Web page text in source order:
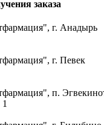
заказа
г. Анадырь
г. Певек
п.